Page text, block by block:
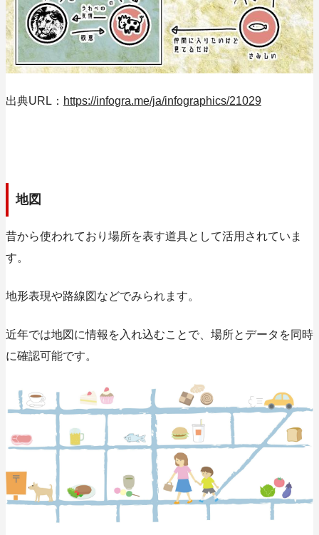
出典URL： https://infogra.me/ja/infographics/21029
地図
昔から使われており場所を表す道具として活用されていま
す。
地形表現や路線図などでみられます。
近年では地図に情報を入れ込むことで、場所とデータを同時
に確認可能です。